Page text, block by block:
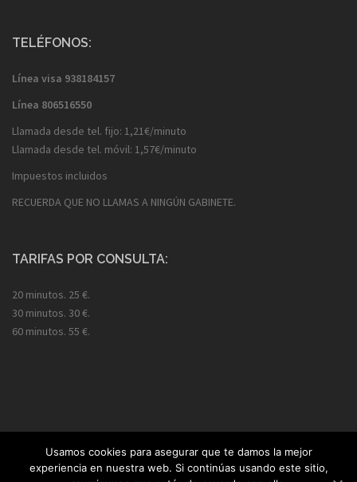
TELÉFONOS:
Línea visa 938184157
Línea 806516550
Llamada desde tel. fijo: 1,21€/minuto
Llamada desde tel. móvil: 1,57€/minuto
Impuestos incluidos
RECUERDA QUE NO LLAMAS A NINGÚN GABINETE.
TARIFAS POR CONSULTA:
20 minutos. 25 €.
30 minutos. 30 €.
60 minutos. 55 €.
Usamos cookies para asegurar que te damos la mejor
experiencia en nuestra web. Si continúas usando este sitio,